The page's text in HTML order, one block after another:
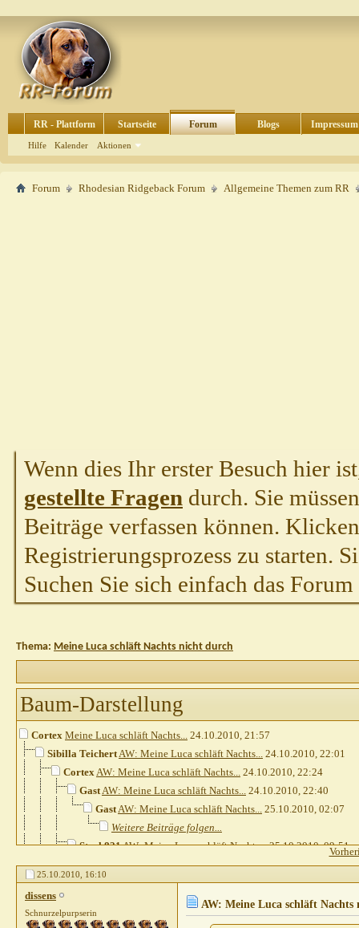
RR - Plattform Startseite Forum
Hilfe Kalender Aktionen
Blogs Impressum
Forum Rhodesian Ridgeback Forum Allgemeine Themen zum RR
Wenn dies Ihr erster Besuch hier
gestellte Fragen durch. Sie
Beiträge verfassen können.
Registrierungsprozess zu starten.
Suchen Sie sich einfach das
Thema: Meine Luca schläft Nachts nicht durch
Baum-Darstellung
Cortex Meine Luca schläft Nachts... 24.10.2010, 21:57
Sibilla TeichertAW: Meine Luca schläft Nachts... 24.10.2010, 22:01
CortexAW: Meine Luca schläft Nachts... 24.10.2010, 22:24
GastAW: Meine Luca schläft Nachts... 24.10.2010, 22:40
GastAW: Meine Luca schläft Nachts... 25.10.2010, 02:07
Weitere Beiträge folgen...
Steph821AW: Meine Luca schläft Nachts...25.10.2010,09:51
Sibilla TeichertAW: Meine Luca schläft Nachts...
Steph821AW: Meine Luca schläft Nachts...25.10.2010,20:57
AW: Meine Luca schläft Nachts...25.10.2010,13:03
JuchhuAW: Meine Luca schläft Nachts...25.10.2010,13:31
25.10.2010, 16:10
dissens
Schnurzelpurpserin
AW: Meine Luca schläft Nachts